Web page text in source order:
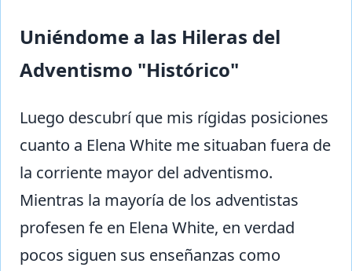
Uniéndome a las Hileras del
Adventismo "Histórico"
Luego descubrí que mis rígidas posiciones
cuanto a Elena White me situaban fuera de
la corriente mayor del adventismo.
Mientras la mayoría de los adventistas
profesen fe en Elena White, en verdad
pocos siguen sus enseñanzas como